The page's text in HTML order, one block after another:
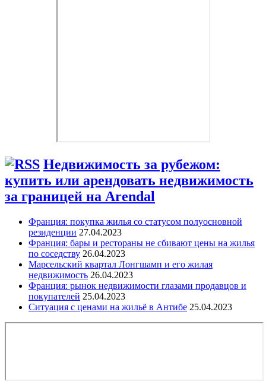
Недвижимость за рубежом:
купить или арендовать недвижимость
за границей на Arendal
Франция: покупка жилья со статусом полуосновной
резиденции 27.04.2023
Франция: бары и рестораны не сбивают цены на жилья
по соседству 26.04.2023
Марсельский квартал Лонгшамп и его жилая
недвижимость 26.04.2023
Франция: рынок недвижимости глазами продавцов и
покупателей 25.04.2023
Ситуация с ценами на жильё в Антибе 25.04.2023